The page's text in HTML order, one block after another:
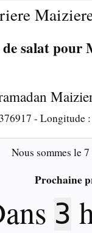
salat pour
- Longitude :
Nous sommes le7
Prochaine
3